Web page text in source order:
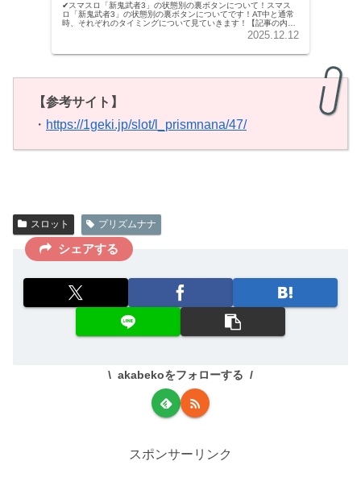
✔︎スマスロ「新鬼武者3」の状態別の裏ボタンについて！スマス
ロ「新鬼武者3」の状態別の裏ボタンについてです！AT中と通常
時、それぞれのタイミングについて見ていきます！【記事の内
容】・通常時の裏ボタンが押せるタイミングについて・AT中の裏
2025.12.12
【参考サイト】
・ https://1geki.jp/slot/l_prismnana/47/
スロット プリズムナナ
シェアする
akabekoをフォローする
スポンサーリンク